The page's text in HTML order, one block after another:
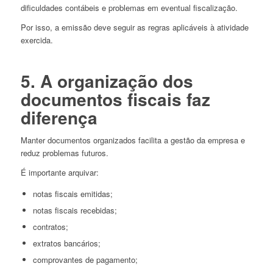
dificuldades contábeis e problemas em eventual fiscalização.
Por isso, a emissão deve seguir as regras aplicáveis à atividade
exercida.
5. A organização dos
documentos fiscais faz
diferença
Manter documentos organizados facilita a gestão da empresa e
reduz problemas futuros.
É importante arquivar:
notas fiscais emitidas;
notas fiscais recebidas;
contratos;
extratos bancários;
comprovantes de pagamento;